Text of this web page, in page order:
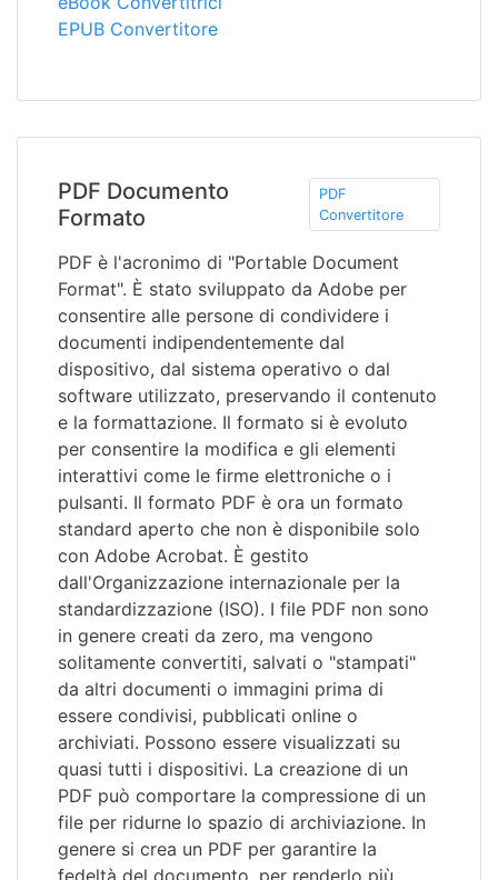
EPUB Convertitore
PDF Documento
Formato
PDF
Convertitore
PDF è l'acronimo di "Portable Document
Format". È stato sviluppato da Adobe per
consentire alle persone di condividere i
documenti indipendentemente dal
dispositivo, dal sistema operativo o dal
software utilizzato, preservando il contenuto
e la formattazione. Il formato si è evoluto
per consentire la modifica e gli elementi
interattivi come le firme elettroniche o i
pulsanti. Il formato PDF è ora un formato
standard aperto che non è disponibile solo
con Adobe Acrobat. È gestito
dall'Organizzazione internazionale per la
standardizzazione (ISO). I file PDF non sono
in genere creati da zero, ma vengono
solitamente convertiti, salvati o "stampati"
da altri documenti o immagini prima di
essere condivisi, pubblicati online o
archiviati. Possono essere visualizzati su
quasi tutti i dispositivi. La creazione di un
PDF può comportare la compressione di un
file per ridurne lo spazio di archiviazione. In
genere si crea un PDF per garantire la
fedeltà del documento, per renderlo più